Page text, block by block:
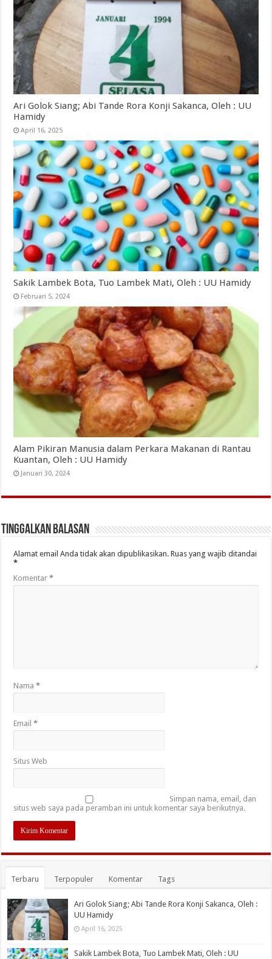
Ari Golok Siang; Abi Tande Rora Konji Sakanca, Oleh : UU
Hamidy
April 16, 2025
Sakik Lambek Bota, Tuo Lambek Mati, Oleh : UU Hamidy
Februari 5, 2024
Alam Pikiran Manusia dalam Perkara Makanan di Rantau
Kuantan, Oleh : UU Hamidy
Januari 30, 2024
Tinggalkan Balasan
Alamat email Anda tidak akan dipublikasikan. Ruas yang wajib ditandai
*
Komentar*
Nama*
Email*
Situs Web
Simpan nama, email, dan
situs web saya pada peramban ini untuk komentar saya berikutnya.
Terbaru Terpopuler Komentar Tags
Ari Golok Siang; Abi Tande Rora Konji Sakanca, Oleh :
UU Hamidy
April 16, 2025
Sakik Lambek Bota, Tuo Lambek Mati, Oleh : UU